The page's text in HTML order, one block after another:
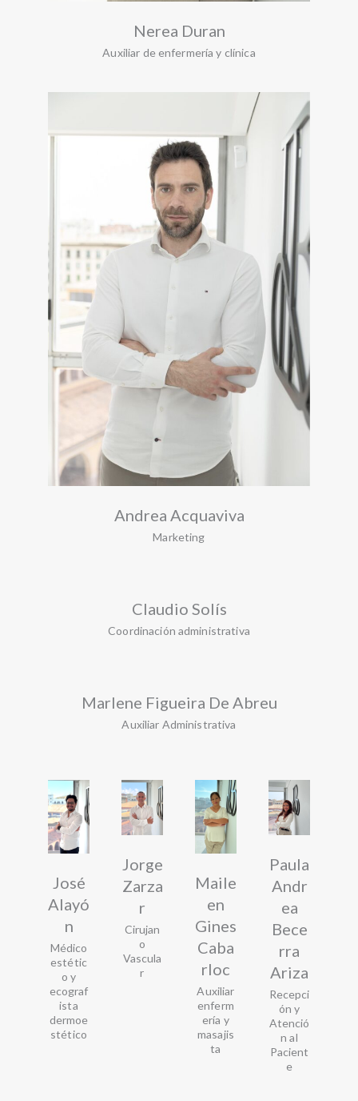
Nerea Duran
Auxiliar de enfermería y clínica
Andrea Acquaviva
Marketing
Claudio Solís
Coordinación administrativa
Marlene Figueira De Abreu
Auxiliar Administrativa
José
Alayó
n
Médico
estétic
o y
ecograf
ista
dermoe
stético
Jorge
Zarza
r
Cirujan
o
Vascula
r
Maile
en
Gines
Caba
rloc
Auxiliar
enferm
ería y
masajis
ta
Paula
Andr
ea
Bece
rra
Ariza
Recepci
ón y
Atenció
n al
Pacient
e